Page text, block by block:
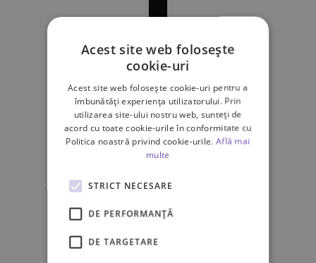
Acest site web folosește
cookie-uri
Acest site web folosește cookie-uri pentru a
îmbunătăți experiența utilizatorului. Prin
utilizarea site-ului nostru web, sunteți de
acord cu toate cookie-urile în conformitate cu
Politica noastră privind cookie-urile.Află mai
multe
STRICT NECESARE
DE PERFORMANȚĂ
DE TARGETARE